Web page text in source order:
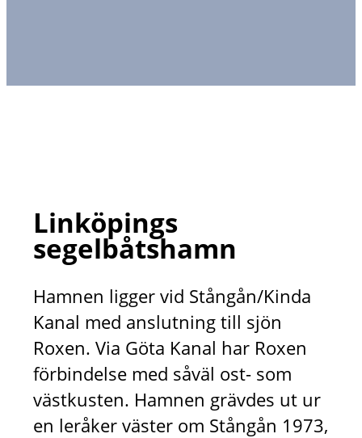
Linköpings
segelbåtshamn
Hamnen ligger vid Stångån/Kinda
Kanal med anslutning till sjön
Roxen. Via Göta Kanal har Roxen
förbindelse med såväl ost- som
västkusten. Hamnen grävdes ut ur
en leråker väster om Stångån 1973,